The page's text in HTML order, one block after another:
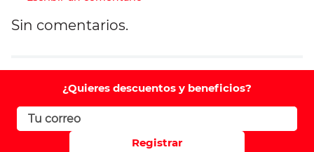
Comentario
Califique el producto de 1 a 5 estrellas
Sin comentarios.
¿Quieres descuentos y beneficios?
Registrar